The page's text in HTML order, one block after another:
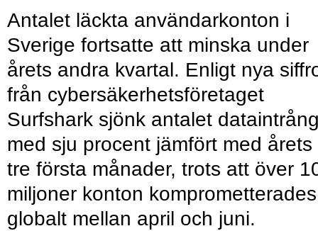
Antalet läckta användarkonton i
Sverige fortsatte att minska under
årets andra kvartal. Enligt nya
från cybersäkerhetsföretaget
Surfshark sjönk antalet
med sju procent jämfört med årets
tre första månader, trots att över
miljoner konton komprometterades
globalt mellan april och juni.